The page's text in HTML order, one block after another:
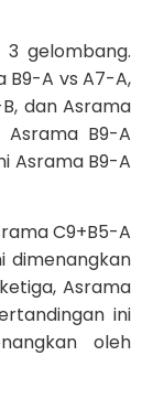
3 gelombang.
A vs A7-A,
dan Asrama
Asrama B9-A
Asrama B9-A
C9+B5-A
dimenangkan
Asrama
ini
oleh